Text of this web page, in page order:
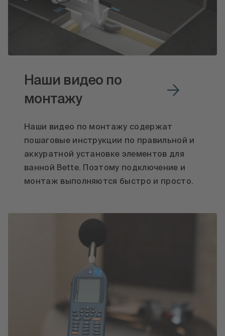
Наши видео по
монтажу
Наши видео по монтажу содержат
пошаговые инструкции по правильной и
аккуратной установке элементов для
ванной Bette. Поэтому подключение и
монтаж выполняются быстро и просто.